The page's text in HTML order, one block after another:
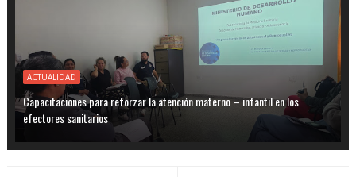
ACTUALIDAD
Capacitaciones para reforzar la atención materno – infantil en los
efectores sanitarios